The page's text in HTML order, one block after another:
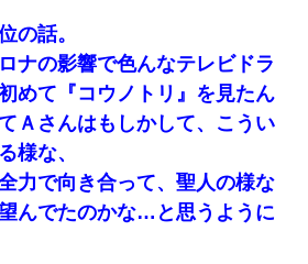
を戻してしまったという話をしていた
気が一転。そそくさと話を切り上げて
しまった…｜生活｜ワロタあんてな
、よく妻が「どこかで音漏れしてな
っていて…
クビになった。しかし元職場の主要取
だったので…
の話。
ナの影響で色んなテレビドラ
めて『コウノトリ』を見たん
Ａさんはもしかして、こうい
様な、
力で向き合って、聖人の様な
んでたのかな…と思うように